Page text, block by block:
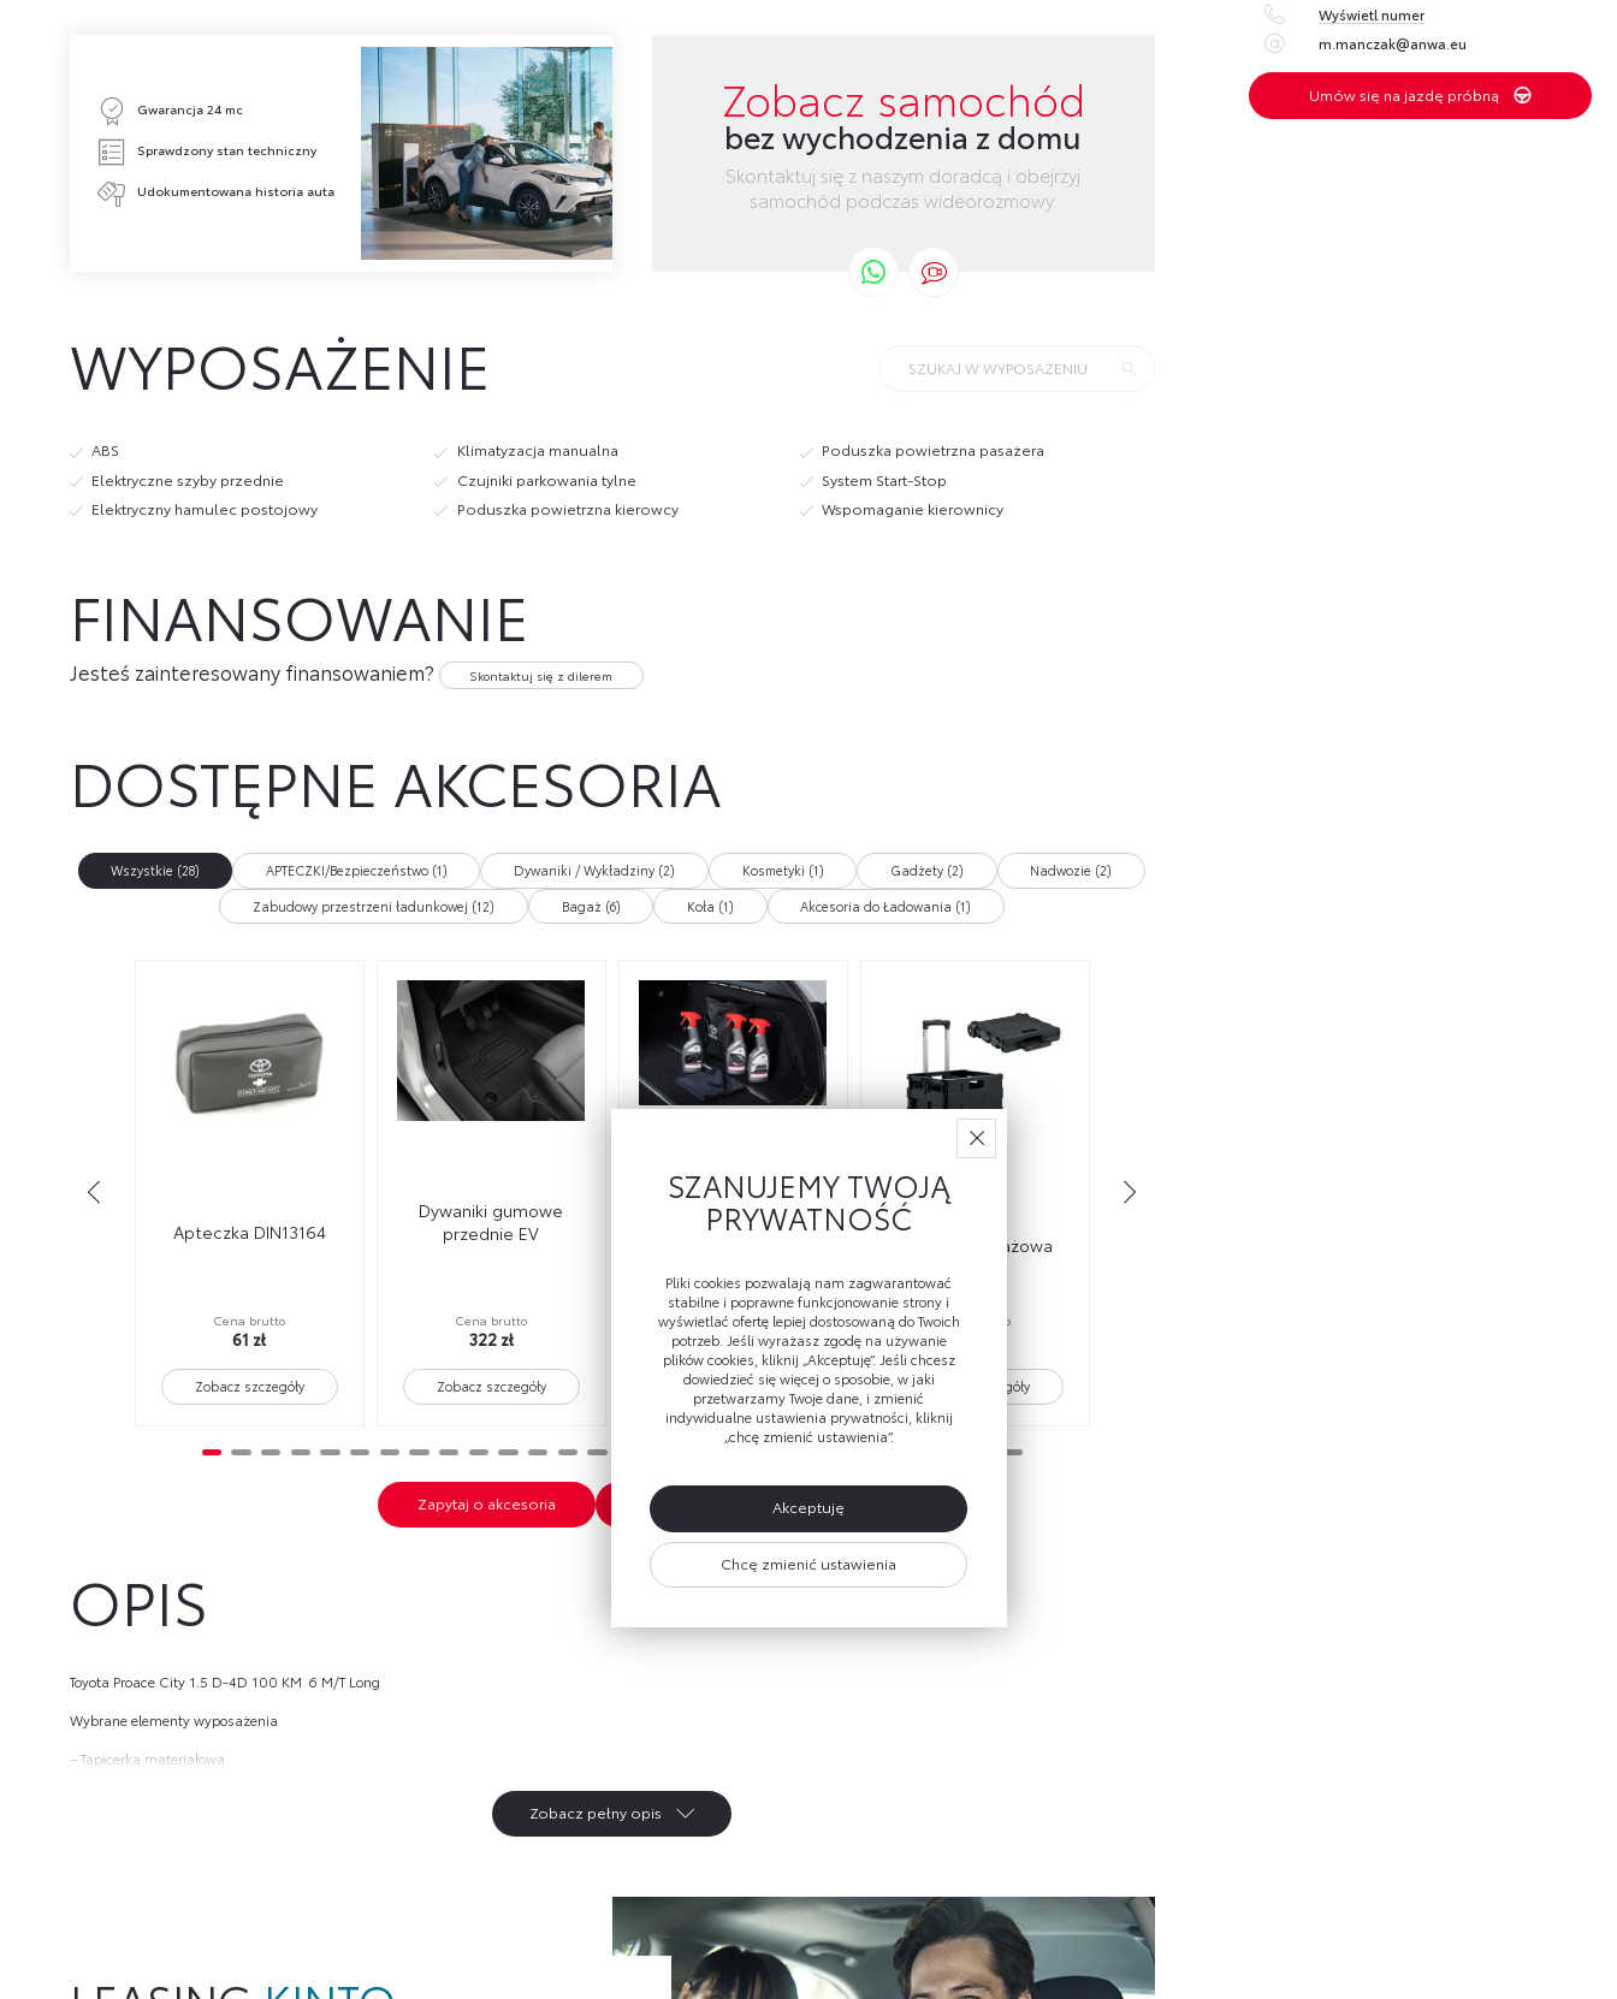
Wyświetl numer
m.manczak@anwa.eu
Umów się na jazdę próbną
Zobacz samochód
bez wychodzenia z domu
Skontaktuj się z naszym doradcą i obejrzyj
samochód podczas wideorozmowy.
Gwarancja 24 mc
Sprawdzony stan techniczny
Udokumentowana historia auta
WYPOSAŻENIE
ABS
Elektryczne szyby przednie
Elektryczny hamulec postojowy
Klimatyzacja manualna
Czujniki parkowania tylne
Poduszka powietrzna kierowcy
Poduszka powietrzna pasażera
System Start-Stop
Wspomaganie kierownicy
FINANSOWANIE
Jesteś zainteresowany finansowaniem? Skontaktuj się z dilerem
DOSTĘPNE AKCESORIA
Wszystkie (28) APTECZKI/Bezpieczeństwo (1) Dywaniki / Wykładziny (2) Kosmetyki (1) Gadżety (2)
Nadwozie (2)
Zabudowy przestrzeni ładunkowej (12)
Bagaż (6) Koła (1) Akcesoria do Ładowania (1)
Apteczka DIN13164
Cena brutto
61 zł
Zobacz szczegóły
Dywaniki gumowe
przednie EV
Cena brutto
322 zł
Zobacz szczegóły
Zestaw kosmetyków
samochodowych
Toyoty
Cena brutto
201 zł
Zobacz szczegóły
Skrzynka bagażowa
Cena brutto
Zobacz szczegóły
21 22 23 24 25 26 27 28
Zapytaj o akcesoria Pobierz ofertę akcesoryjną
OPIS
Toyota Proace City 1.5 D-4D 100 KM  6 M/T Long
Wybrane elementy wyposażenia
– Tapicerka materiałowa
– Klimatyzacja manualna
Zobacz pełny opis
SZANUJEMY TWOJĄ
PRYWATNOŚĆ
Pliki cookies pozwalają nam zagwarantować
stabilne i poprawne funkcjonowanie strony i
wyświetlać ofertę lepiej dostosowaną do Twoich
potrzeb. Jeśli wyrażasz zgodę na używanie
plików cookies, kliknij „Akceptuję”. Jeśli chcesz
dowiedzieć się więcej o sposobie, w jaki
przetwarzamy Twoje dane, i zmienić
indywidualne ustawienia prywatności, kliknij
„chcę zmienić ustawienia”.
Akceptuję
Chcę zmienić ustawienia